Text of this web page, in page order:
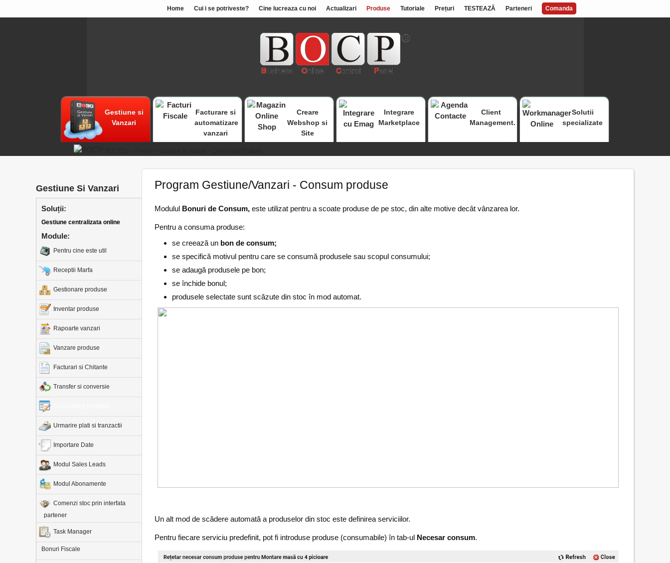
Home Cui i se potriveste? Cine lucreaza cu noi Actualizari Produse Tutoriale Prețuri TESTEAZĂ Parteneri Comanda
Gestiune si
Vanzari
Facturare si
automatizare
vanzari
Creare
Webshop si
Site
Integrare
Marketplace
Client
Management.
Solutii
specializate
Gestiune Si Vanzari
Soluții:
Gestiune centralizata online
Module:
Pentru cine este util
Receptii Marfa
Gestionare produse
Inventar produse
Rapoarte vanzari
Vanzare produse
Facturari si Chitante
Transfer si conversie
Urmarire plati si tranzactii
Importare Date
Modul Sales Leads
Modul Abonamente
Comenzi stoc prin interfata
partener
Task Manager
Bonuri Fiscale
Program Gestiune/Vanzari - Consum produse
Modulul Bonuri de Consum, este utilizat pentru a scoate produse de pe stoc, din alte motive decât vânzarea lor.
Pentru a consuma produse:
se creează un bon de consum;
se specifică motivul pentru care se consumă produsele sau scopul consumului;
se adaugă produsele pe bon;
se închide bonul;
produsele selectate sunt scăzute din stoc în mod automat.
Un alt mod de scădere automată a produselor din stoc este definirea serviciilor.
Pentru fiecare serviciu predefinit, pot fi introduse produse (consumabile) în tab-ul Necesar consum.